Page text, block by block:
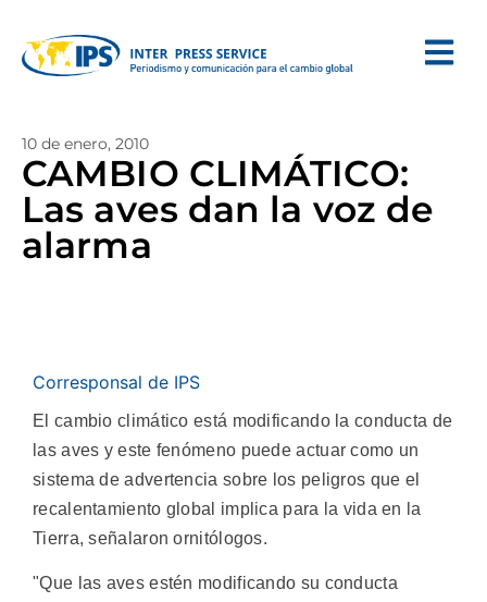
10 de enero, 2010
CAMBIO CLIMÁTICO:
Las aves dan la voz de
alarma
Corresponsal de IPS
El cambio climático está modificando la conducta de
las aves y este fenómeno puede actuar como un
sistema de advertencia sobre los peligros que el
recalentamiento global implica para la vida en la
Tierra, señalaron ornitólogos.
"Que las aves estén modificando su conducta